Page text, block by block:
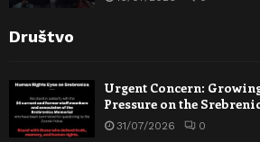
Društvo
Urgent Concern:
Pressure on the
31/07/2026 0